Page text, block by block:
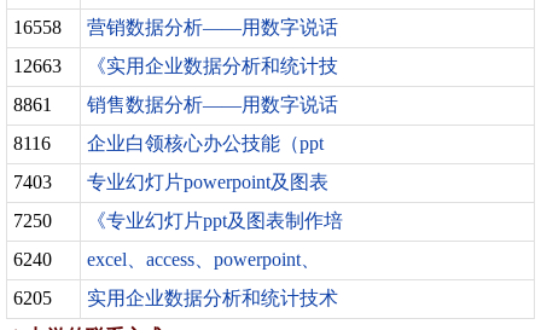
16558
营销数据分析——用数字说话
12663
《实用企业数据分析和统计技
8861
销售数据分析——用数字说话
8116
企业白领核心办公技能（ppt
7403
专业幻灯片powerpoint及图表
7250
《专业幻灯片ppt及图表制作培
6240
excel、access、powerpoint、
6205
实用企业数据分析和统计技术